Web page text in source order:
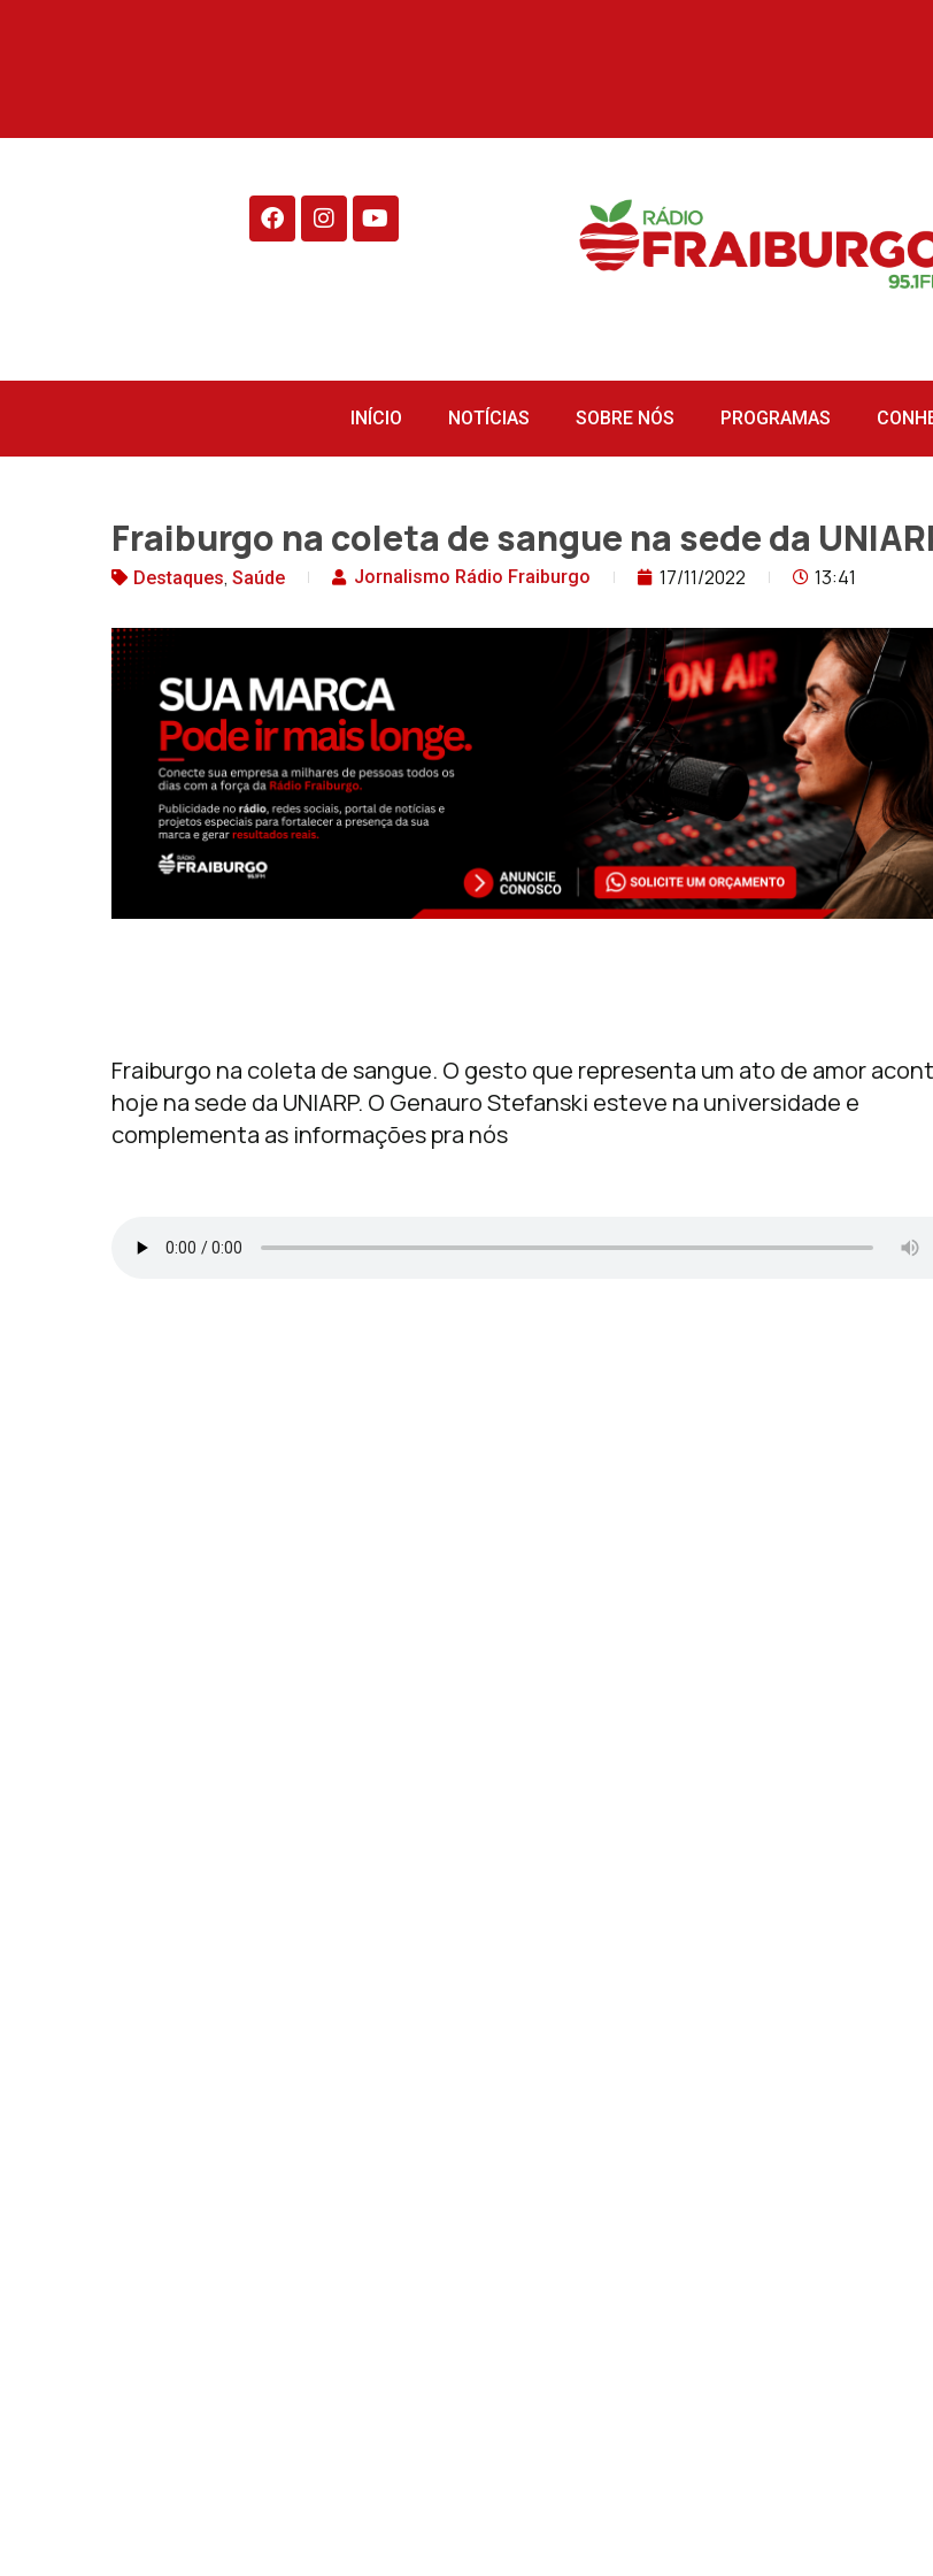
INÍCIO NOTÍCIAS SOBRE NÓS PROGRAMAS
Fraiburgo na coleta de sangue na sede da
Destaques, Saúde Jornalismo Rádio Fraiburgo 17/11/2022 13:41
Fraiburgo na coleta de sangue. O gesto que representa um ato de amor
hoje na sede da UNIARP. O Genauro Stefanski esteve na universidade e
complementa as informações pra nós